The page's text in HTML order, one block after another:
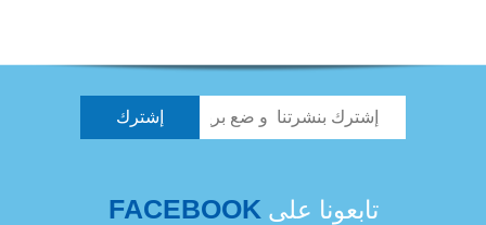
تابعونا على FACEBOOK